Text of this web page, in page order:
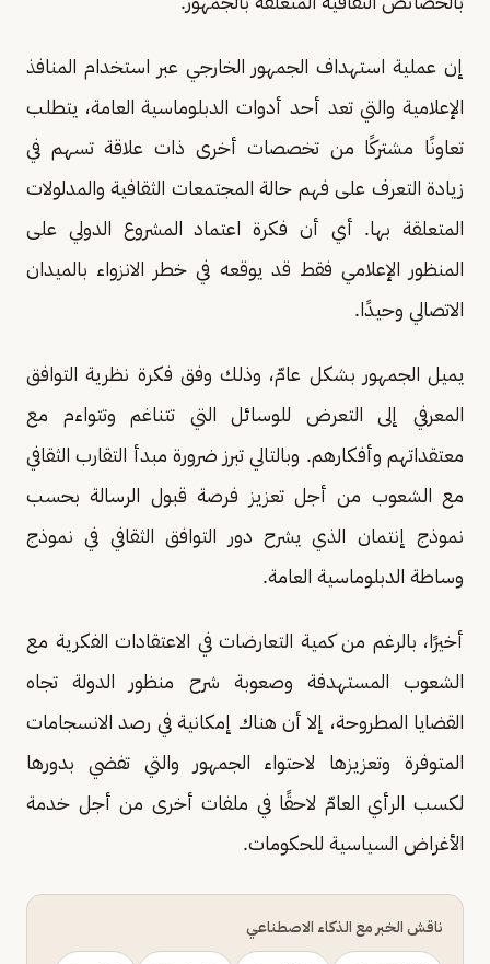
إن عملية استهداف الجمهور الخارجي عبر استخدام المنافذ
الإعلامية والتي تعد أحد أدوات الدبلوماسية العامة، يتطلب
تعاونًا مشتركًا من تخصصات أخرى ذات علاقة تسهم في
زيادة التعرف على فهم حالة المجتمعات الثقافية والمدلولات
المتعلقة بها. أي أن فكرة اعتماد المشروع الدولي على
المنظور الإعلامي فقط قد يوقعه في خطر الانزواء بالميدان
الاتصالي وحيدًا.
يميل الجمهور بشكل عامّ، وذلك وفق فكرة نظرية التوافق
المعرفي إلى التعرض للوسائل التي تتناغم وتتواءم مع
معتقداتهم وأفكارهم. وبالتالي تبرز ضرورة مبدأ التقارب الثقافي
مع الشعوب من أجل تعزيز فرصة قبول الرسالة بحسب
نموذج إنتمان الذي يشرح دور التوافق الثقافي في نموذج
وساطة الدبلوماسية العامة.
أخيرًا، بالرغم من كمية التعارضات في الاعتقادات الفكرية مع
الشعوب المستهدفة وصعوبة شرح منظور الدولة تجاه
القضايا المطروحة، إلا أن هناك إمكانية في رصد الانسجامات
المتوفرة وتعزيزها لاحتواء الجمهور والتي تفضي بدورها
لكسب الرأي العامّ لاحقًا في ملفات أخرى من أجل خدمة
الأغراض السياسية للحكومات.
ناقش الخبر مع الذكاء الاصطناعي